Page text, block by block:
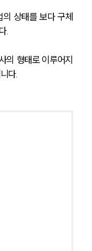
상태를 보다 구체
.
의 형태로 이루어지
다.